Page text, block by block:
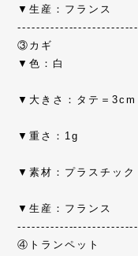
▼生産：フランス
③カギ
▼色：白
▼大きさ：タテ＝
▼重さ：1g
▼素材：プラスチック
▼生産：フランス
④トランペット